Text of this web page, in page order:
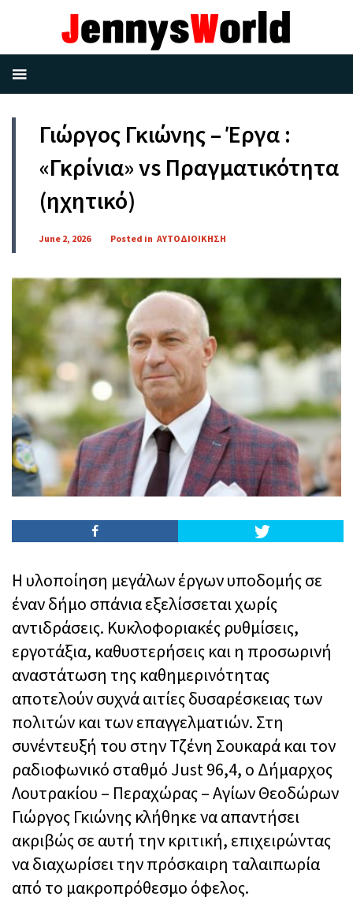
Γιώργος Γκιώνης – Έργα :
«Γκρίνια» vs Πραγματικότητα
(ηχητικό)
June 2, 2026 Posted in ΑΥΤΟΔΙΟΙΚΗΣΗ
Η υλοποίηση μεγάλων έργων υποδομής σε
έναν δήμο σπάνια εξελίσσεται χωρίς
αντιδράσεις. Κυκλοφοριακές ρυθμίσεις,
εργοτάξια, καθυστερήσεις και η προσωρινή
αναστάτωση της καθημερινότητας
αποτελούν συχνά αιτίες δυσαρέσκειας των
πολιτών και των επαγγελματιών. Στη
συνέντευξή του στην Τζένη Σουκαρά και τον
ραδιοφωνικό σταθμό Just 96,4, ο Δήμαρχος
Λουτρακίου – Περαχώρας – Αγίων Θεοδώρων
Γιώργος Γκιώνης κλήθηκε να απαντήσει
ακριβώς σε αυτή την κριτική, επιχειρώντας
να διαχωρίσει την πρόσκαιρη ταλαιπωρία
από το μακροπρόθεσμο όφελος.